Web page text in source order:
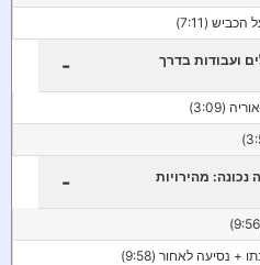
(7:11)
ועבודות בדרך -
(3:09)
נכונה: מהירויות -
+ נסיעה לאחור (9:58)